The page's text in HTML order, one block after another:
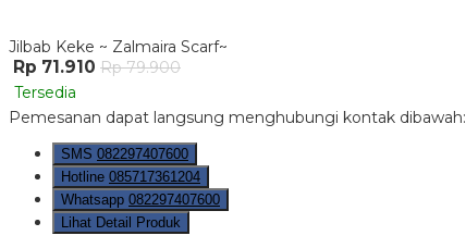
Jilbab Keke ~ Zalmaira Scarf~
Rp 71.910 Rp 79.900
Tersedia
Pemesanan dapat langsung menghubungi kontak dibawah:
SMS 082297407600
Hotline 085717361204
Whatsapp 082297407600
Lihat Detail Produk